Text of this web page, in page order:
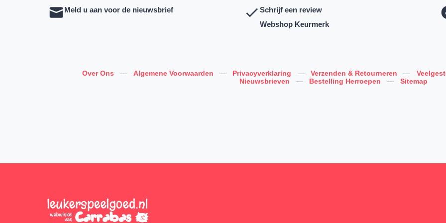
Meld u aan voor de nieuwsbrief
Schrijf een review
Webshop Keurmerk
Over Ons — Algemene Voorwaarden — Privacyverklaring — Verzenden & Retourneren —
Nieuwsbrieven
— Bestelling Herroepen — Sitemap